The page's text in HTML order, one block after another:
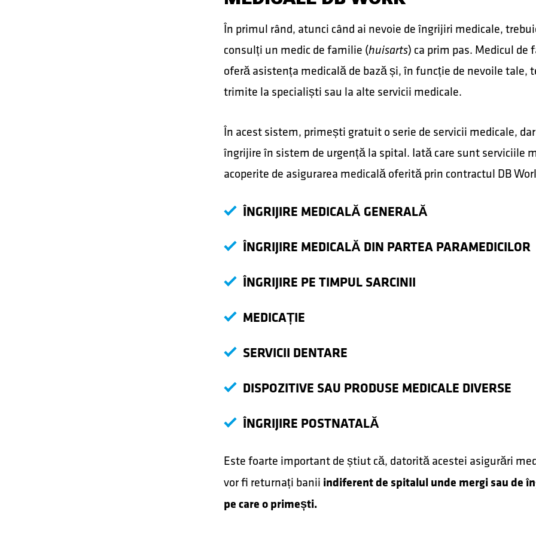
În primul rând, atunci când ai nevoie de îngrijiri medicale,
consulți un medic de familie (huisarts) ca prim pas. Medicul de
oferă asistența medicală de bază și, în funcție de nevoile tale,
trimite la specialiști sau la alte servicii medicale.
În acest sistem, primești gratuit o serie de servicii medicale,
îngrijire în sistem de urgență la spital. Iată care sunt serviciile
acoperite de asigurarea medicală oferită prin contractul DB
ÎNGRIJIRE MEDICALĂ GENERALĂ
ÎNGRIJIRE MEDICALĂ DIN PARTEA PARAMEDICILOR
ÎNGRIJIRE PE TIMPUL SARCINII
MEDICAȚIE
SERVICII DENTARE
DISPOZITIVE SAU PRODUSE MEDICALE DIVERSE
ÎNGRIJIRE POSTNATALĂ
Este foarte important de știut că, datorită acestei asigurări
vor fi returnați banii indiferent de spitalul unde mergi sau de
pe care o primești.